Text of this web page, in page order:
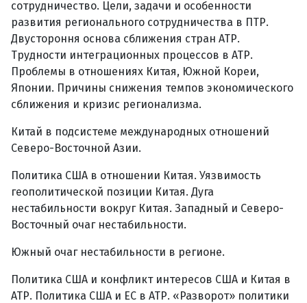
сотрудничество. Цели, задачи и особенности
развития регионального сотрудничества в ПТР.
Двустороння основа сближения стран АТР.
Трудности интеграционных процессов в АТР.
Проблемы в отношениях Китая, Южной Кореи,
Японии. Причины снижения темпов экономического
сближения и кризис регионализма.
Китай в подсистеме международных отношений
Северо-Восточной Азии.
Политика США в отношении Китая. Уязвимость
геополитической позиции Китая. Дуга
нестабильности вокруг Китая. Западный и Северо-
Восточный очаг нестабильности.
Южный очаг нестабильности в регионе.
Политика США и конфликт интересов США и Китая в
АТР. Политика США и ЕС в АТР. «Разворот» политики